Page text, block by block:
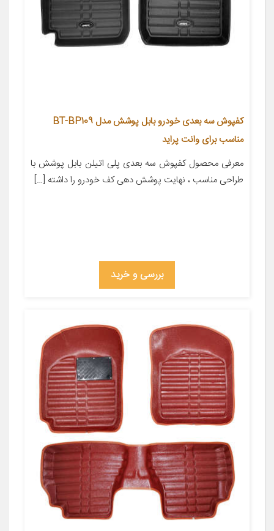
کفپوش سه بعدی خودرو بابل پوشش مدل BT-BP109
مناسب برای وانت پراید
معرفی محصول کفپوش سه بعدی پلی اتیلن بابل پوشش با
طراحی مناسب ، نهایت پوشش دهی کف خودرو را داشته […]
بررسی و خرید